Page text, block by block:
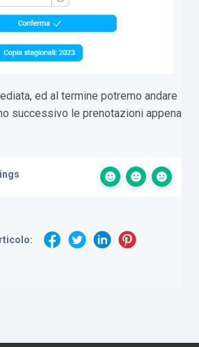
ed al termine potremo andare
successivo le prenotazioni appena